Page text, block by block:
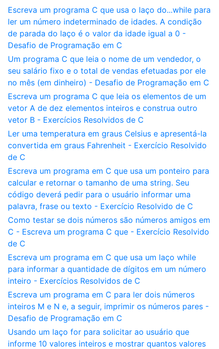
Escreva um programa C que usa o laço do...while para
ler um número indeterminado de idades. A condição
de parada do laço é o valor da idade igual a 0 -
Desafio de Programação em C
Um programa C que leia o nome de um vendedor, o
seu salário fixo e o total de vendas efetuadas por ele
no mês (em dinheiro) - Desafio de Programação em C
Escreva um programa C que leia os elementos de um
vetor A de dez elementos inteiros e construa outro
vetor B - Exercícios Resolvidos de C
Ler uma temperatura em graus Celsius e apresentá-la
convertida em graus Fahrenheit - Exercício Resolvido
de C
Escreva um programa em C que usa um ponteiro para
calcular e retornar o tamanho de uma string. Seu
código deverá pedir para o usuário informar uma
palavra, frase ou texto - Exercício Resolvido de C
Como testar se dois números são números amigos em
C - Escreva um programa C que - Exercício Resolvido
de C
Escreva um programa em C que usa um laço while
para informar a quantidade de dígitos em um número
inteiro - Exercícios Resolvidos de C
Escreva um programa em C para ler dois números
inteiros M e N e, a seguir, imprimir os números pares -
Desafio de Programação em C
Usando um laço for para solicitar ao usuário que
informe 10 valores inteiros e mostrar quantos valores